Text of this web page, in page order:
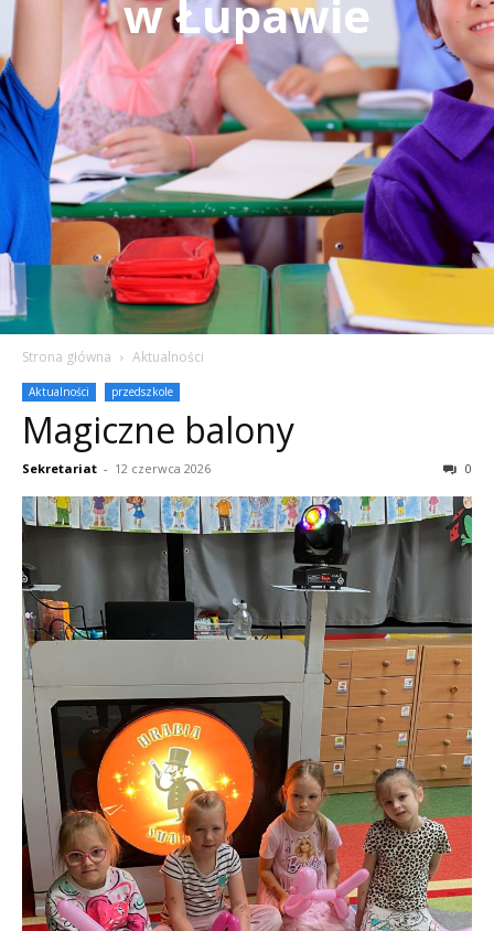
w Łupawie
Strona główna Aktualności
Aktualności przedszkole
Magiczne balony
Sekretariat - 12 czerwca 2026 0